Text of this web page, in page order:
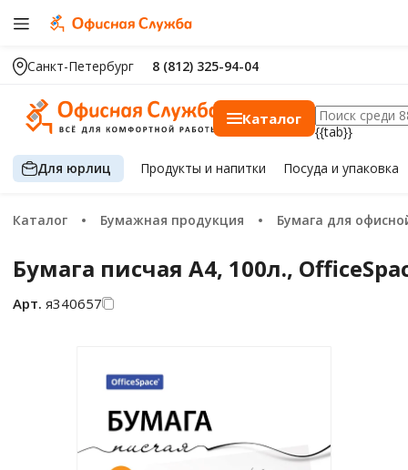
Санкт-Петербург 8 (812) 325-94-04
Каталог
{{tab}}
Для юрлиц Продуктыи напитки Посуда и упаковка
Каталог Бумажная продукция Бумага для офисной
Бумага писчая А4, 100л.,
Арт. я340657